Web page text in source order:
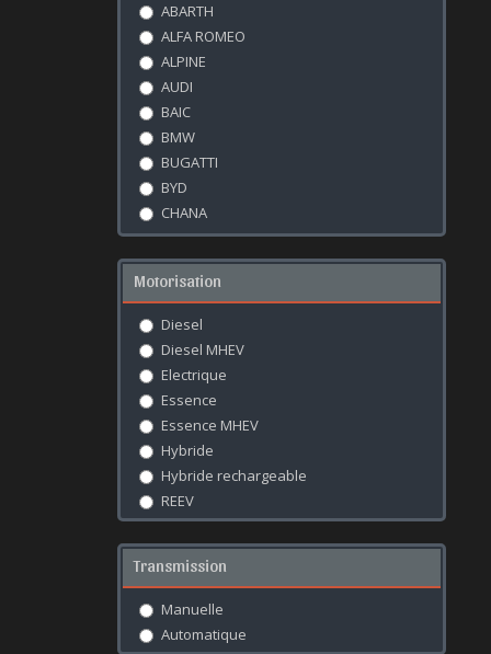
ABARTH
ALFA ROMEO
ALPINE
AUDI
BAIC
BMW
BUGATTI
BYD
CHANA
CHANGAN
CHANGHE
CHERY
DEEPAL
DENZA
DFSK
DODGE
DONGFENG
DS
EXEED
FERRARI
Motorisation
Diesel
Diesel MHEV
Electrique
Essence
Essence MHEV
Hybride
Hybride rechargeable
REEV
Transmission
Manuelle
Automatique